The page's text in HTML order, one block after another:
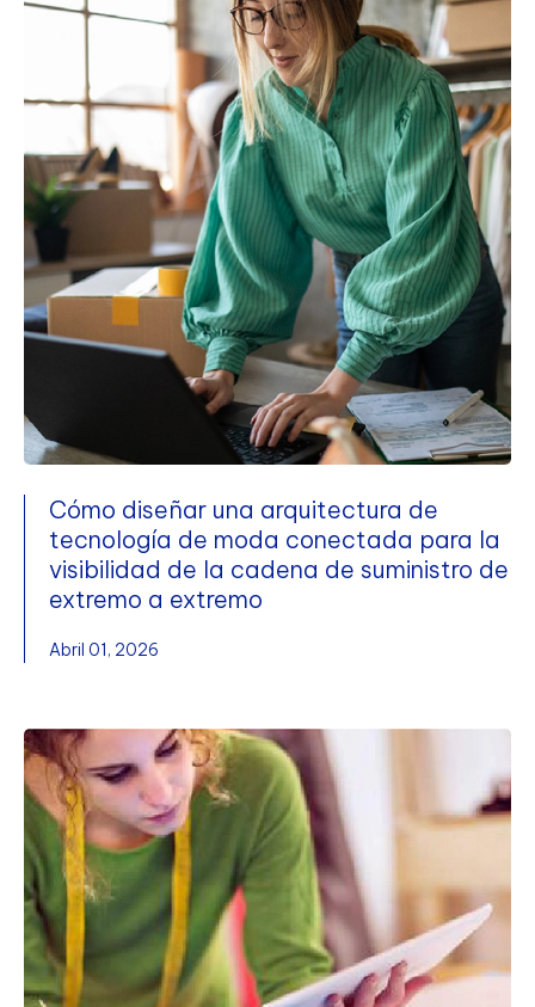
Cómo diseñar una arquitectura de
tecnología de moda conectada para la
visibilidad de la cadena de suministro de
extremo a extremo
Abril 01, 2026